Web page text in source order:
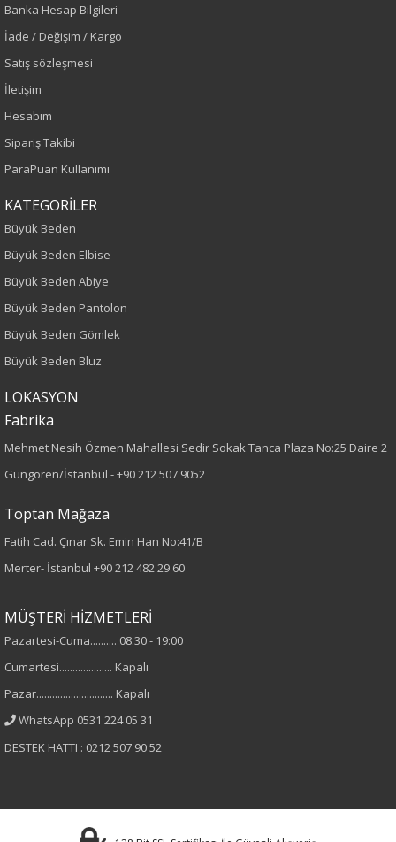
Renk
Sezon
Sonbahar-Kış
Yaş Grubu
Kalıp
Boy
80
Kumaş Tipi
Düz
Kumaş
%5 Elastan
Yaka Tipi
Bisiklet Yaka
Banka Hesap Bilgileri
İade / Değişim / Kargo
Satış sözleşmesi
İletişim
Hesabım
Sipariş Takibi
ParaPuan Kullanımı
KATEGORİLER
Büyük Beden
Büyük Beden Elbise
Büyük Beden Abiye
Büyük Beden Pantolon
Büyük Beden Gömlek
Büyük Beden Bluz
LOKASYON
Fabrika
Mehmet Nesih Özmen Mahallesi Sedir Sokak Tanca Plaza No:25 Daire 2
Güngören/İstanbul -+90 212 507 9052
Toptan Mağaza
Fatih Cad. Çınar Sk. Emin Han No:41/B
Merter- İstanbul +90 212 482 29 60
MÜŞTERİ HİZMETLERİ
Pazartesi-Cuma.......... 08:30 - 19:00
Cumartesi.................... Kapalı
Pazar............................. Kapalı
WhatsApp 0531 224 05 31
DESTEK HATTI : 0212 507 90 52